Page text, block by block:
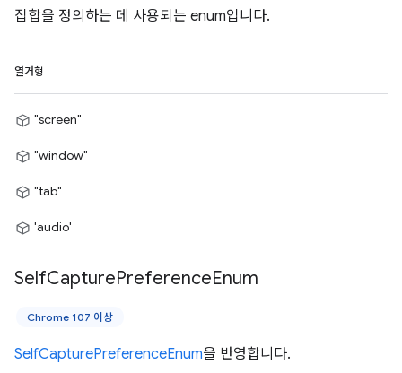
집합을 정의하는 데 사용되는 enum입니다.
열거형
"screen"
"window"
"tab"
'audio'
SelfCapturePreferenceEnum
Chrome 107 이상
SelfCapturePreferenceEnum을 반영합니다.